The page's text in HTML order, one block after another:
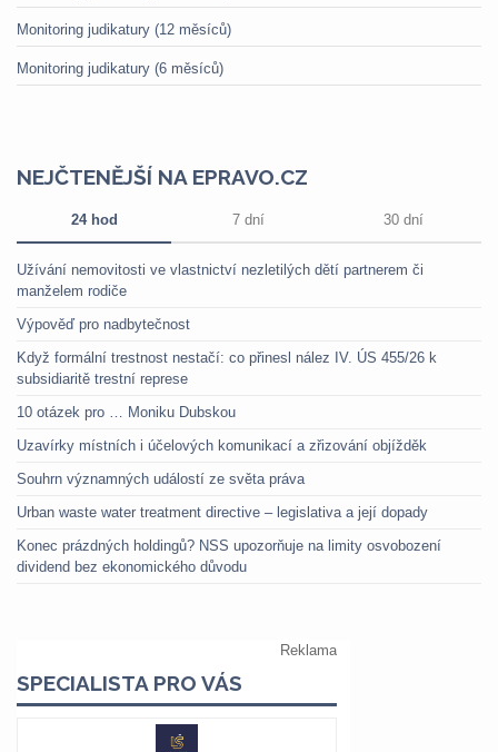
Monitoring judikatury (12 měsíců)
Monitoring judikatury (6 měsíců)
NEJČTENĚJŠÍ NA EPRAVO.CZ
24 hod 7 dní 30 dní
Užívání nemovitosti ve vlastnictví nezletilých dětí partnerem či
manželem rodiče
Výpověď pro nadbytečnost
Když formální trestnost nestačí: co přinesl nález IV. ÚS 455/26 k
subsidiaritě trestní represe
10 otázek pro … Moniku Dubskou
Uzavírky místních i účelových komunikací a zřizování objížděk
Souhrn významných událostí ze světa práva
Urban waste water treatment directive – legislativa a její dopady
Konec prázdných holdingů? NSS upozorňuje na limity osvobození
dividend bez ekonomického důvodu